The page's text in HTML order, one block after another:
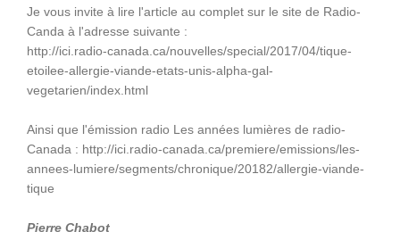
Je vous invite à lire l'article au complet sur le site de Radio-
Canda à l'adresse suivante :
http://ici.radio-canada.ca/nouvelles/special/2017/04/tique-
etoilee-allergie-viande-etats-unis-alpha-gal-
vegetarien/index.html
Ainsi que l'émission radio Les années lumières de radio-
Canada : http://ici.radio-canada.ca/premiere/emissions/les-
annees-lumiere/segments/chronique/20182/allergie-viande-
tique
Pierre Chabot